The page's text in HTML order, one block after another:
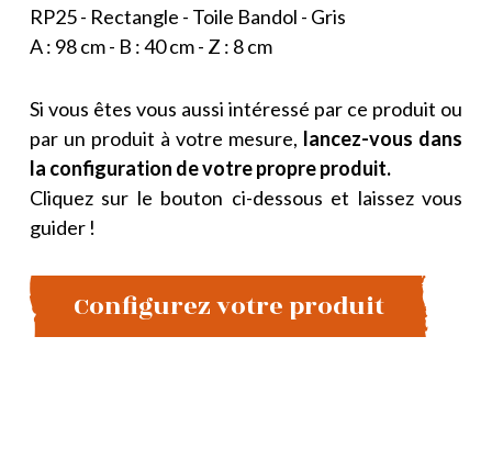
RP25 - Rectangle - Toile Bandol - Gris
A : 98 cm - B : 40 cm - Z : 8 cm
Si vous êtes vous aussi intéressé par ce produit ou
par un produit à votre mesure, lancez-vous dans
la configuration de votre propre produit.
Cliquez sur le bouton ci-dessous et laissez vous
guider !
Configurez votre produit